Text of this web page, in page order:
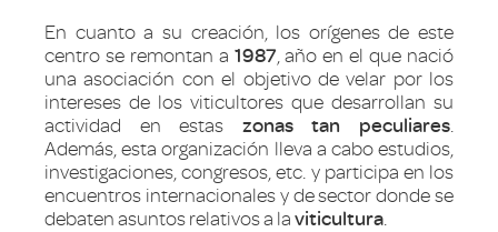
En cuanto a su creación, los orígenes de este
centro se remontan a 1987, año en el que nació
una asociación con el objetivo de velar por los
intereses de los viticultores que desarrollan su
actividad en estas zonas tan peculiares.
Además, esta organización lleva a cabo estudios,
investigaciones, congresos, etc. y participa en los
encuentros internacionales y de sector donde se
debaten asuntos relativos a laviticultura.